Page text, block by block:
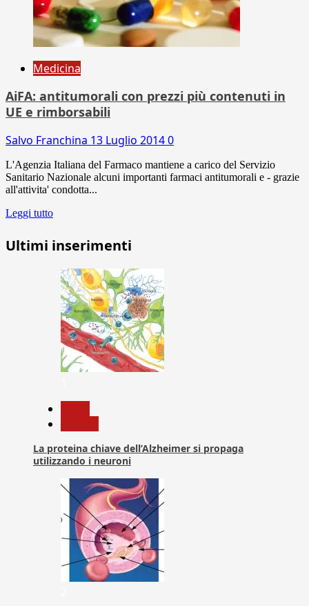
Medicina
AiFA: antitumorali con prezzi più contenuti in
UE e rimborsabili
Salvo Franchina 13 Luglio 20140
L'Agenzia Italiana del Farmaco mantiene a carico del Servizio
Sanitario Nazionale alcuni importanti farmaci antitumorali e - grazie
all'attivita' condotta...
Leggi tutto
Ultimi inserimenti
La proteina chiave dell’Alzheimer si propaga
utilizzando i neuroni